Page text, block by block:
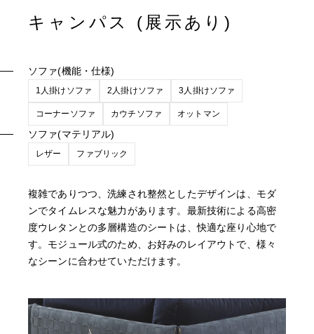
キャンパス (展示あり)
ソファ(機能・仕様)
1人掛けソファ 2人掛けソファ 3人掛けソファ
コーナーソファ カウチソファ オットマン
ソファ(マテリアル)
レザー ファブリック
複雑でありつつ、洗練され整然としたデザインは、モダ
ンでタイムレスな魅力があります。最新技術による高密
度ウレタンとの多層構造のシートは、快適な座り心地で
す。モジュール式のため、お好みのレイアウトで、様々
なシーンに合わせていただけます。